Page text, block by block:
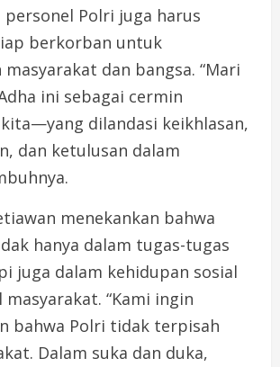
personel Polri juga harus
berkorban untuk
dan bangsa. “Mari
ini sebagai cermin
dilandasi keikhlasan,
dan ketulusan dalam
menekankan bahwa
hanya dalam tugas-tugas
juga dalam kehidupan sosial
“Kami ingin
bahwa Polri tidak terpisah
Dalam suka dan duka,